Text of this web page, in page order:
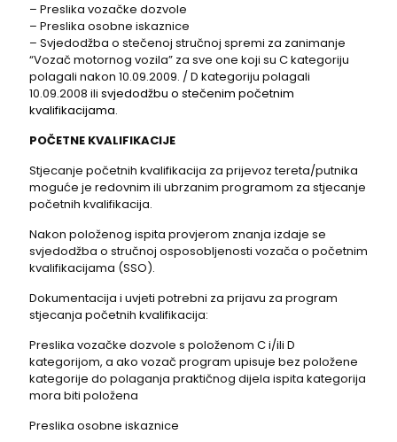
– Preslika vozačke dozvole
– Preslika osobne iskaznice
– Svjedodžba o stečenoj stručnoj spremi za zanimanje
“Vozač motornog vozila” za sve one koji su C kategoriju
polagali nakon 10.09.2009. / D kategoriju polagali
10.09.2008 ili svjedodžbu o stečenim početnim
kvalifikacijama.
POČETNE KVALIFIKACIJE
Stjecanje početnih kvalifikacija za prijevoz tereta/putnika
moguće je redovnim ili ubrzanim programom za stjecanje
početnih kvalifikacija.
Nakon položenog ispita provjerom znanja izdaje se
svjedodžba o stručnoj osposobljenosti vozača o početnim
kvalifikacijama (SSO).
Dokumentacija i uvjeti potrebni za prijavu za program
stjecanja početnih kvalifikacija:
Preslika vozačke dozvole s položenom C i/ili D
kategorijom, a ako vozač program upisuje bez položene
kategorije do polaganja praktičnog dijela ispita kategorija
mora biti položena
Preslika osobne iskaznice